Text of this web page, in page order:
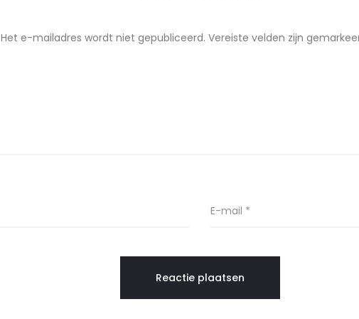
Het e-mailadres wordt niet gepubliceerd. Vereiste velden zijn
E-mail *